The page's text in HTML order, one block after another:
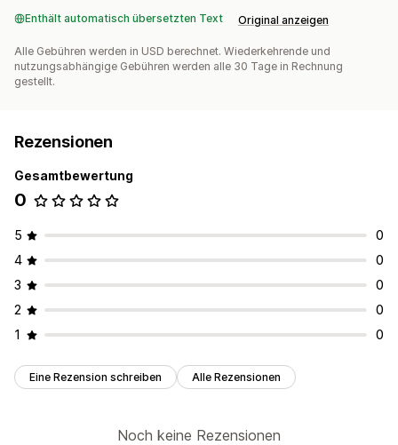
Enthält automatisch übersetzten Text Original anzeigen
Alle Gebühren werden in USD berechnet. Wiederkehrende und
nutzungsabhängige Gebühren werden alle 30 Tage in Rechnung
gestellt.
Rezensionen
Gesamtbewertung
0
5
0
4
0
3
0
2
0
1
0
Eine Rezension schreiben Alle Rezensionen
Noch keine Rezensionen